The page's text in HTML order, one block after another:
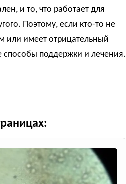
и то, что работает для
Поэтому, если кто-то не
или имеет отрицательный
способы поддержки и лечения.